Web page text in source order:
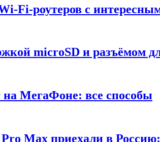
Fi-роутеров с
microSD и разъёмом
на МегаФоне: все способы
Max приехали в